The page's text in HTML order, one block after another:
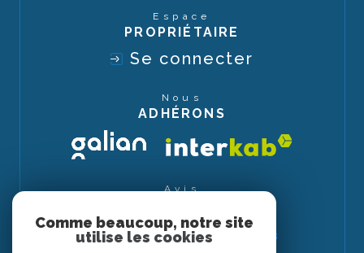
Espace
PROPRIÉTAIRE
Se connecter
Nous
ADHÉRONS
Avis
Comme beaucoup, notre site
utilise les cookies